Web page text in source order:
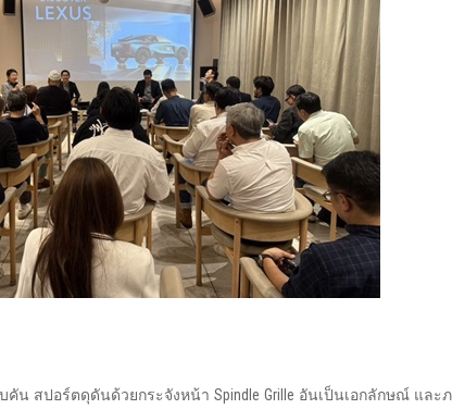
คัน สปอร์ตดุดันด้วยกระจังหน้า Spindle Grille อันเป็นเอกลักษณ์ แล